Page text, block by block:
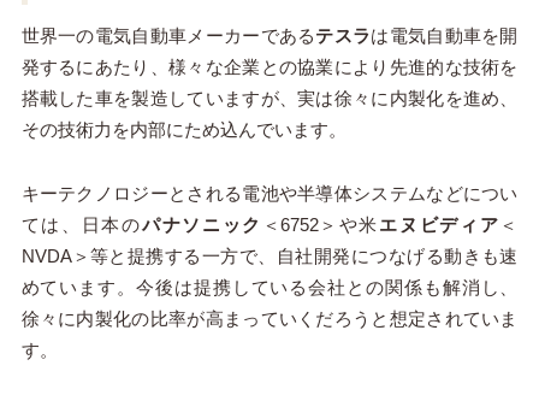
世界一の電気自動車メーカーであるテスラは電気自動車を開
発するにあたり、様々な企業との協業により先進的な技術を
搭載した車を製造していますが、実は徐々に内製化を進め、
その技術力を内部にため込んでいます。
キーテクノロジーとされる電池や半導体システムなどについ
ては、日本のパナソニック ＜6752＞や米エヌビディア ＜
NVDA＞等と提携する一方で、自社開発につなげる動きも速
めています。今後は提携している会社との関係も解消し、
徐々に内製化の比率が高まっていくだろうと想定されていま
す。